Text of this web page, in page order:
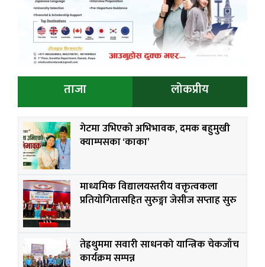
ताजा लोकप्रीय
गेटमा उभिएको अभिभावक, दमक बहुमुखी
क्याम्पसका ‘काका’
माध्यमिक विद्यालयस्तरीय वक्तृत्वकला
प्रतियोगितासहित सुरुङ्गा जेसीज सप्ताह सुरु
तेह्रथुममा सवारी साधनको यान्त्रिक चेकजाँच
कार्यक्रम सम्पन्न